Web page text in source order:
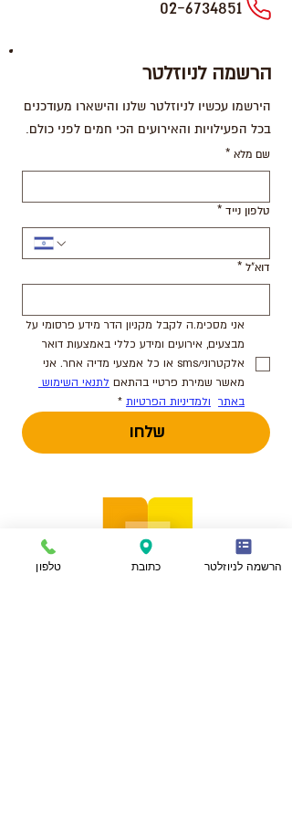
02-6734851
הרשמה לניוזלטר
הירשמו עכשיו לניוזלטר שלנו והישארו מעודכנים
בכל הפעילויות והאירועים הכי חמים לפני כולם.
שם מלא *
טלפון נייד *
דוא"ל *
מאשר שמירת פרטיי בהתאם
באתר ולמדיניות הפרטיות *
שלחו
טלפון כתובת הרשמה לניוזלטר